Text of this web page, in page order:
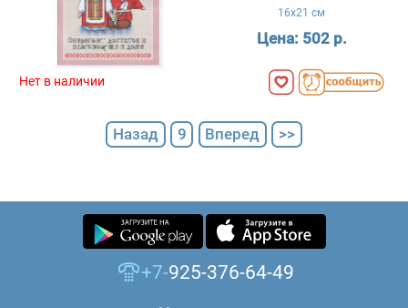
16x21 см
Цена: 502 р.
Нет в наличии
Назад 9 Вперед >>
+7-925-376-64-49